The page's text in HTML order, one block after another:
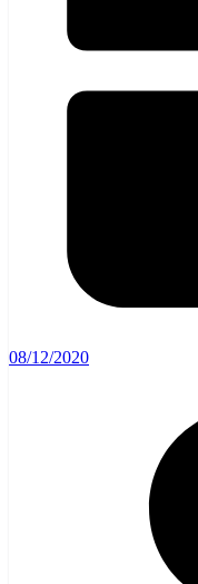
08/12/2020